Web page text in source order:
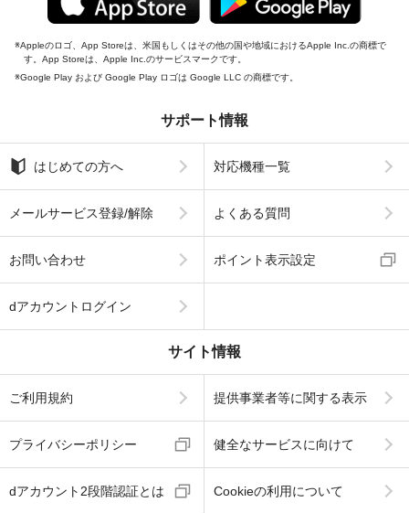
Appleのロゴ、App Storeは、米国もしくはその他の国や地域におけるApple Inc.の商標で
す。App Storeは、Apple Inc.のサービスマークです。
Google Play および Google Play ロゴは Google LLC の商標です。
サポート情報
はじめての方へ 対応機種一覧
メールサービス登録/解除 よくある質問
お問い合わせ ポイント表示設定
dアカウントログイン
サイト情報
ご利用規約 提供事業者等に関する表示
プライバシーポリシー 健全なサービスに向けて
dアカウント2段階認証とは Cookieの利用について